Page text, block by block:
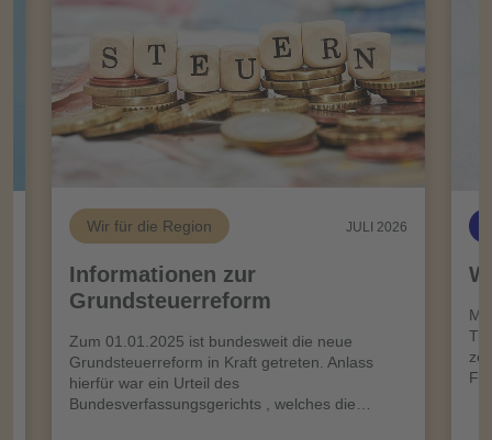
Wir für die Region JULI 2026
Informationen zur
Grundsteuerreform
Zum 01.01.2025 ist bundesweit die neue
Grundsteuerreform in Kraft getreten. Anlass
hierfür war ein Urteil des
Bundesverfassungsgerichts , welches die…